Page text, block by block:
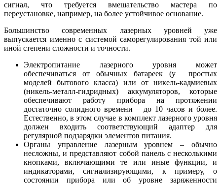
сигнал, что требуется вмешательство мастера по
переустановке, например, на более устойчивое основание.
Большинство современных лазерных уровней уже
выпускается именно с системой саморегулирования той или
иной степени сложности и точности.
Электропитание лазерного уровня может
обеспечиваться от обычных батареек (у простых
моделей бытового класса) или от никель-кадмиевых
(никель-металл-гидридных) аккумуляторов, которые
обеспечивают работу прибора на протяжении
достаточно солидного времени – до 10 часов и более.
Естественно, в этом случае в комплект лазерного уровня
должен входить соответствующий адаптер для
регулярной подзарядки элементов питания.
Органы управление лазерным уровнем – обычно
несложны, и представляют собой панель с несколькими
кнопками, включающими те или иные функции, и
индикаторами, сигнализирующими, к примеру, о
состоянии прибора или об уровне заряженности